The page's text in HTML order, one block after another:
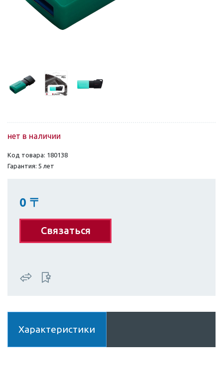
нет в наличии
Код товара: 180138
Гарантия: 5 лет
0 〒
Связаться
Характеристики